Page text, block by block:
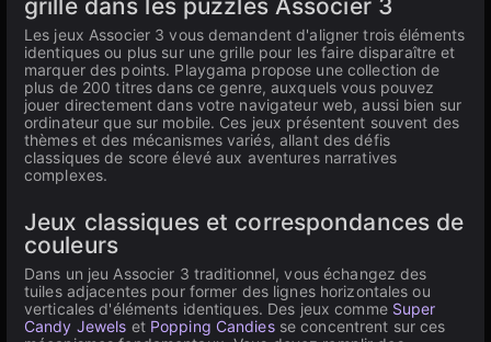
grille dans les puzzles Associer 3
Les jeux Associer 3 vous demandent d'aligner trois éléments
identiques ou plus sur une grille pour les faire disparaître et
marquer des points. Playgama propose une collection de
plus de 200 titres dans ce genre, auxquels vous pouvez
jouer directement dans votre navigateur web, aussi bien sur
ordinateur que sur mobile. Ces jeux présentent souvent des
thèmes et des mécanismes variés, allant des défis
classiques de score élevé aux aventures narratives
complexes.
Jeux classiques et correspondances de
couleurs
Dans un jeu Associer 3 traditionnel, vous échangez des
tuiles adjacentes pour former des lignes horizontales ou
verticales d'éléments identiques. Des jeux comme Super
Candy Jewels et Popping Candiesse concentrent sur ces